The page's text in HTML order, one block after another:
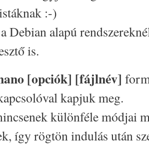
:-)
a Debian alapú
is.
[opciók] [fájlnév]
kapjuk meg.
különféle módjai
így rögtön indulás után